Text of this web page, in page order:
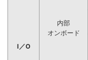
I／O
内部
オンボード